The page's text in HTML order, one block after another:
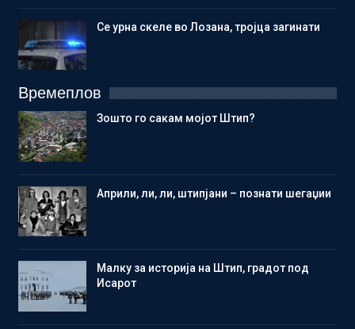
Се урна скеле во Лозана, тројца загинати
Времеплов
Зошто го сакам мојот Штип?
Aприли, ли, ли, штипјани – познати шегаџии
Малку за историја на Штип, градот под
Исарот